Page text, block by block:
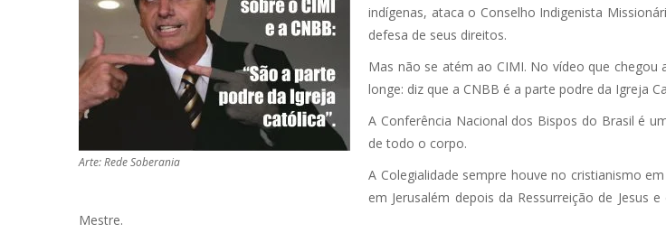
Arte: Rede Soberania
indígenas, ataca o Conselho Indigenista
defesa de seus direitos.
Mas não se atém ao CIMI. No vídeo que chegou
longe: diz que a CNBB é a parte podre da Igreja
A Conferência Nacional dos Bispos do Brasil é
de todo o corpo.
A Colegialidade sempre houve no cristianismo
em Jerusalém depois da Ressurreição de
Mestre.